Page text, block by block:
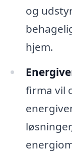
og
hjem.
firma vil